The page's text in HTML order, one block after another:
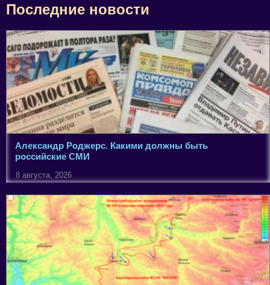
Последние новости
Александр Роджерс. Какими должны быть
российские СМИ
8 августа, 2026